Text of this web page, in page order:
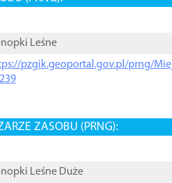
Leśne
pzgik.geoportal.gov.pl/prng/
ZASOBU (PRNG):
Leśne Duże